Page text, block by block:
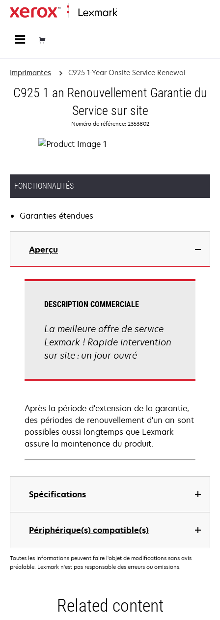
Imprimantes C925 1-Year Onsite Service Renewal
C925 1 an Renouvellement Garantie du
Service sur site
Numéro de référence: 2353802
FONCTIONNALITÉS
Garanties étendues
Aperçu
Spécifications
Périphérique(s) compatible(s)
DESCRIPTION COMMERCIALE
La meilleure offre de service
Lexmark ! Rapide intervention
sur site : un jour ouvré
Après la période d'extension de la garantie,
des périodes de renouvellement d'un an sont
possibles aussi longtemps que Lexmark
assure la maintenance du produit.
Toutes les informations peuvent faire l'objet de modifications sans avis
préalable. Lexmark n'est pas responsable des erreurs ou omissions.
Related content